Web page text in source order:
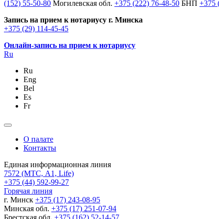
(152) 55-50-80 Могилевская обл. +375 (222) 76-48-50 БНП +375
Запись на прием к нотариусу г. Минска
+375 (29) 114-45-45
Онлайн-запись на прием к нотариусу
Ru
Ru
Eng
Bel
Es
Fr
О палате
Контакты
Единая информационная линия
7572 (МТС, A1, Life)
+375 (44) 592-99-27
Горячая линия
г. Минск +375 (17) 243-08-95
Минская обл. +375 (17) 251-07-94
Брестская обл. +375 (162) 52-14-57